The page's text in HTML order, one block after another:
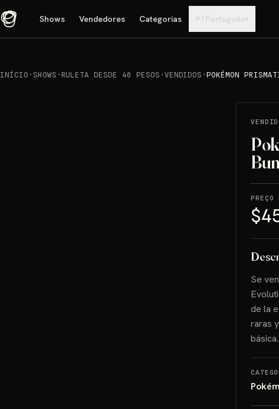
Shows Vendedores Categorias PTPortuguês▾
INÍCIO · SHOWS · RULETA DESDE 40 PESOS · VENDIDOS ·POKÉMON
Se
de la
raras
básica.